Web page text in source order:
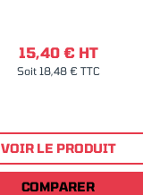
15,40 € HT
Soit 18,48 € TTC
VOIR LE PRODUIT
COMPARER